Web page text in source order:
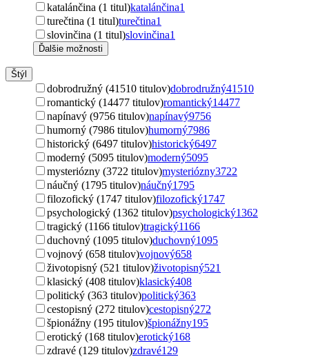
katalánčina (1 titul)katalánčina1
turečtina (1 titul)turečtina1
slovinčina (1 titul)slovinčina1
Ďalšie možnosti
Štýl
dobrodružný (41510 titulov)dobrodružný41510
romantický (14477 titulov)romantický14477
napínavý (9756 titulov)napínavý9756
humorný (7986 titulov)humorný7986
historický (6497 titulov)historický6497
moderný (5095 titulov)moderný5095
mysteriózny (3722 titulov)mysteriózny3722
náučný (1795 titulov)náučný1795
filozofický (1747 titulov)filozofický1747
psychologický (1362 titulov)psychologický1362
tragický (1166 titulov)tragický1166
duchovný (1095 titulov)duchovný1095
vojnový (658 titulov)vojnový658
životopisný (521 titulov)životopisný521
klasický (408 titulov)klasický408
politický (363 titulov)politický363
cestopisný (272 titulov)cestopisný272
špionážny (195 titulov)špionážny195
erotický (168 titulov)erotický168
zdravé (129 titulov)zdravé129